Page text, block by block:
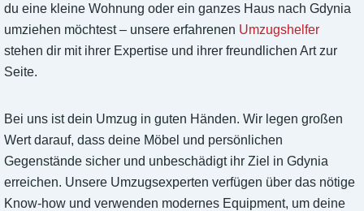
du eine kleine Wohnung oder ein ganzes Haus nach Gdynia
umziehen möchtest – unsere erfahrenen Umzugshelfer
stehen dir mit ihrer Expertise und ihrer freundlichen Art zur
Seite.
Bei uns ist dein Umzug in guten Händen. Wir legen großen
Wert darauf, dass deine Möbel und persönlichen
Gegenstände sicher und unbeschädigt ihr Ziel in Gdynia
erreichen. Unsere Umzugsexperten verfügen über das nötige
Know-how und verwenden modernes Equipment, um deine